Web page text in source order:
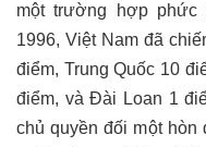
một trường hợp
1996, Việt Nam đã
điểm, Trung Quốc 10
điểm, và Đài Loan 1
chủ quyền đối một hòn